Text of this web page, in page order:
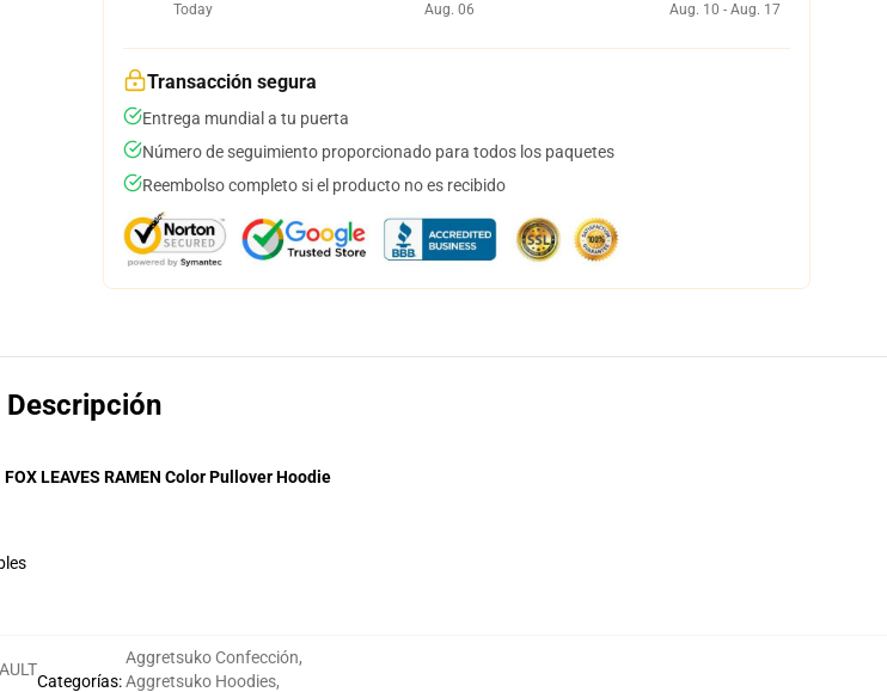
Today
Aug. 06
Aug. 10 - Aug. 17
Transacción segura
Entrega mundial a tu puerta
Número de seguimiento proporcionado para todos los paquetes
Reembolso completo si el producto no es recibido
Descripción
LEAVES RAMEN Color Pullover Hoodie
Categorías:
Aggretsuko Confección,
Aggretsuko Hoodies,